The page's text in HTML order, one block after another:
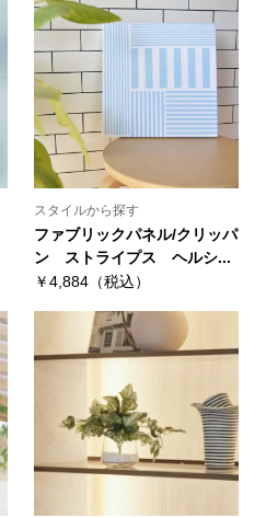
スタイルから探す
ファブリックパネル/クリッパ
ン ストライプス ヘルシ...
￥4,884（税込）